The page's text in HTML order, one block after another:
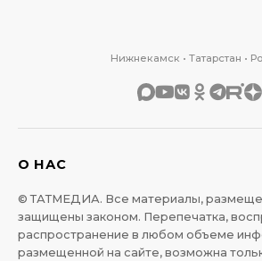
Нижнекамск • Татарстан •
О НАС
© ТАТМЕДИА. Все материалы,
защищены законом. Перепечатка,
распространение в любом объеме
размещенной на сайте, возможна